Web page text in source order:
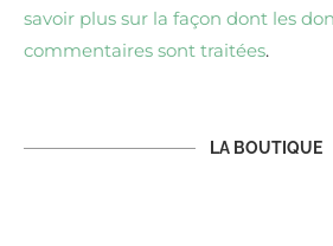
savoir plus sur la façon dont les
commentaires sont traitées.
LA BOUTIQUE